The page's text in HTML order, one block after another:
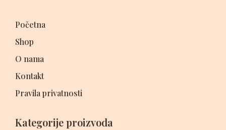
Početna
Shop
O nama
Kontakt
Pravila privatnosti
Kategorije proizvoda